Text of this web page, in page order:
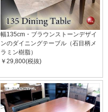
幅135cm・ブラウンストーンデザイ
ンのダイニングテーブル（石目柄メ
ラミン樹脂）
￥29,800(税抜)